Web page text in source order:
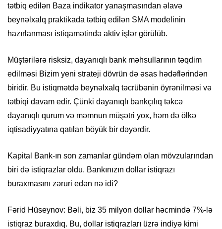
tətbiq edilən Baza indikator yanaşmasından əlavə
beynəlxalq praktikada tətbiq edilən SMA modelinin
hazırlanması istiqamətində aktiv işlər görülüb.
Müştərilərə risksiz, dayanıqlı bank məhsullarının təqdim
edilməsi Bizim yeni strateji dövrün də əsas hədəflərindən
biridir. Bu istiqmətdə beynəlxalq təcrübənin öyrənilməsi və
tətbiqi davam edir. Çünki dayanıqlı bankçılıq təkcə
dayanıqlı qurum və məmnun müşətri yox, həm də ölkə
iqtisadiyyatına qatılan böyük bir dəyərdir.
Kapital Bank-ın son zamanlar gündəm olan mövzularından
biri də istiqrazlar oldu. Bankınızın dollar istiqrazı
buraxmasını zəruri edən nə idi?
Fərid Hüseynov: Bəli, biz 35 milyon dollar həcmində 7%-lə
istiqraz buraxdıq. Bu, dollar istiqrazları üzrə indiyə kimi